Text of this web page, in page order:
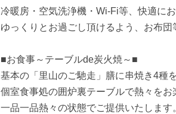
冷暖房・空気洗浄機・Wi-Fi等、快適に
ゆっくりとお過ごし頂けるよう、お布団
■お食事～テーブルde炭火焼～■
基本の「里山のご馳走」膳に串焼き4種
個室食事処の囲炉裏テーブルで熱々をお
一品一品熱々の状態でご提供いたします